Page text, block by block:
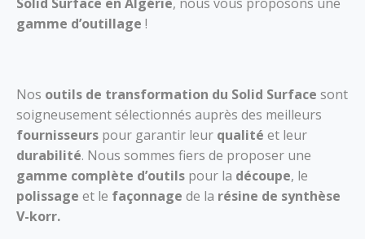
gamme d’outillage !
Nos outils de transformation du Solid Surface sont
soigneusement sélectionnés auprès des meilleurs
fournisseurs pour garantir leur qualité et leur
durabilité. Nous sommes fiers de proposer une
gamme complète d’outils pour la découpe, le
polissage et le façonnage de la résine de synthèse
V-korr.